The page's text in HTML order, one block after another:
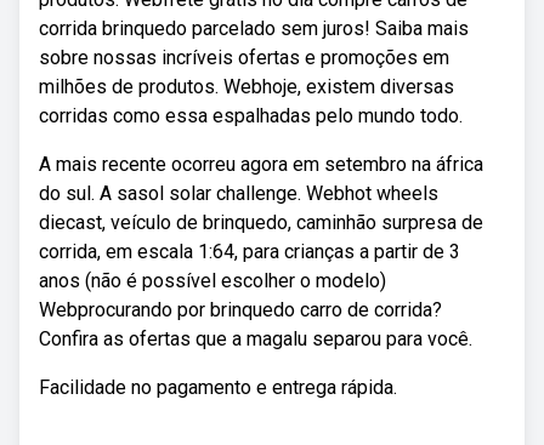
corrida brinquedo parcelado sem juros! Saiba mais
sobre nossas incríveis ofertas e promoções em
milhões de produtos. Webhoje, existem diversas
corridas como essa espalhadas pelo mundo todo.
A mais recente ocorreu agora em setembro na áfrica
do sul. A sasol solar challenge. Webhot wheels
diecast, veículo de brinquedo, caminhão surpresa de
corrida, em escala 1:64, para crianças a partir de 3
anos (não é possível escolher o modelo)
Webprocurando por brinquedo carro de corrida?
Confira as ofertas que a magalu separou para você.
Facilidade no pagamento e entrega rápida.